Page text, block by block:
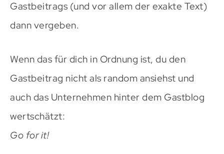
Gastbeitrags (und vor allem der exakte Text)
dann vergeben.
Wenn das für dich in Ordnung ist, du den
Gastbeitrag nicht als random ansiehst und
auch das Unternehmen hinter dem Gastblog
wertschätzt:
Go for it!